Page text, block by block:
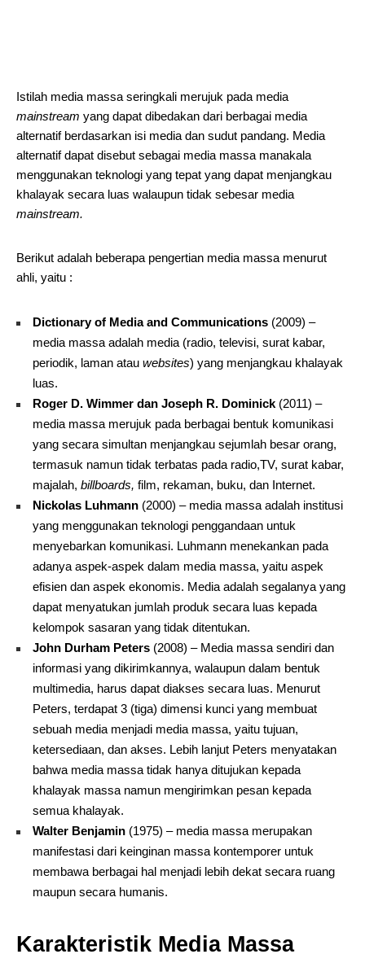
Istilah media massa seringkali merujuk pada media
mainstream yang dapat dibedakan dari berbagai media
alternatif berdasarkan isi media dan sudut pandang. Media
alternatif dapat disebut sebagai media massa manakala
menggunakan teknologi yang tepat yang dapat menjangkau
khalayak secara luas walaupun tidak sebesar media
mainstream.
Berikut adalah beberapa pengertian media massa menurut
ahli, yaitu :
Dictionary of Media and Communications (2009) –
media massa adalah media (radio, televisi, surat kabar,
periodik, laman atau websites) yang menjangkau khalayak
luas.
Roger D. Wimmer dan Joseph R. Dominick (2011) –
media massa merujuk pada berbagai bentuk komunikasi
yang secara simultan menjangkau sejumlah besar orang,
termasuk namun tidak terbatas pada radio,TV, surat kabar,
majalah, billboards, film, rekaman, buku, dan Internet.
Nickolas Luhmann (2000) – media massa adalah institusi
yang menggunakan teknologi penggandaan untuk
menyebarkan komunikasi. Luhmann menekankan pada
adanya aspek-aspek dalam media massa, yaitu aspek
efisien dan aspek ekonomis. Media adalah segalanya yang
dapat menyatukan jumlah produk secara luas kepada
kelompok sasaran yang tidak ditentukan.
John Durham Peters (2008) – Media massa sendiri dan
informasi yang dikirimkannya, walaupun dalam bentuk
multimedia, harus dapat diakses secara luas. Menurut
Peters, terdapat 3 (tiga) dimensi kunci yang membuat
sebuah media menjadi media massa, yaitu tujuan,
ketersediaan, dan akses. Lebih lanjut Peters menyatakan
bahwa media massa tidak hanya ditujukan kepada
khalayak massa namun mengirimkan pesan kepada
semua khalayak.
Walter Benjamin (1975) – media massa merupakan
manifestasi dari keinginan massa kontemporer untuk
membawa berbagai hal menjadi lebih dekat secara ruang
maupun secara humanis.
Karakteristik Media Massa